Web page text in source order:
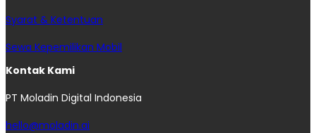
Syarat & Ketentuan
Sewa Kepemilikan Mobil
Kontak Kami
PT Moladin Digital Indonesia
hello@moladin.ai